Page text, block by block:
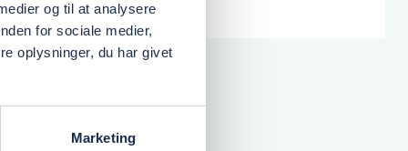
og til at analysere
for sociale medier,
oplysninger, du har givet
Marketing